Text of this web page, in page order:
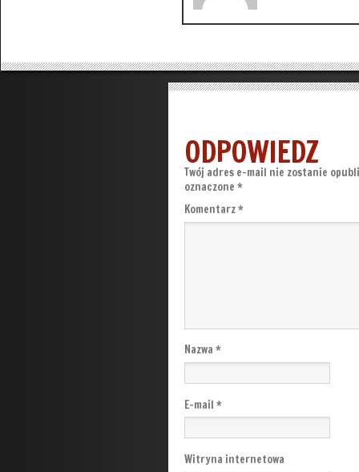
ODPOWIEDZ
Twój adres e-mail nie zostanie
oznaczone *
Komentarz*
Nazwa *
E-mail *
Witryna internetowa